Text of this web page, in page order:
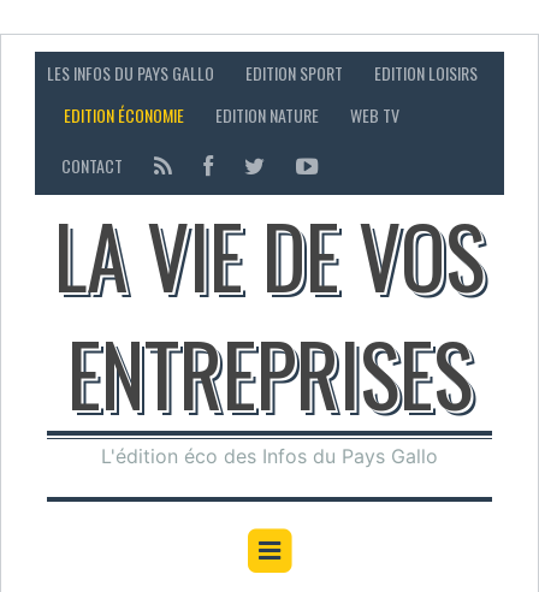
LES INFOS DU PAYS GALLO EDITION SPORT
EDITION LOISIRS
EDITION ÉCONOMIE
EDITION NATURE
WEB TV
CONTACT
LA VIE DE VOS
ENTREPRISES
L'édition éco des Infos du Pays Gallo